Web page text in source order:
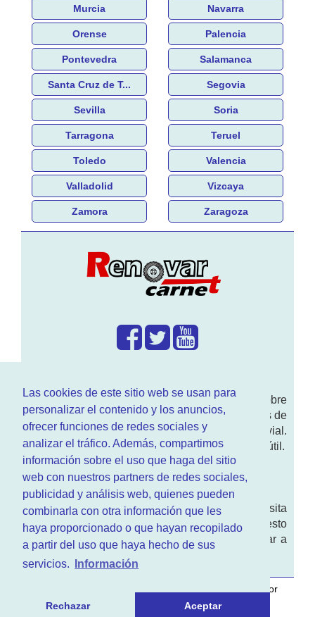
Las cookies de este sitio web se usan para
personalizar el contenido y los anuncios,
ofrecer funciones de redes sociales y
analizar el tráfico. Además, compartimos
información sobre el uso que haga del sitio
web con nuestros partners de redes sociales,
publicidad y análisis web, quienes pueden
combinarla con otra información que les
haya proporcionado o que hayan recopilado
a partir del uso que haya hecho de sus
servicios.
Información
Rechazar Aceptar
Murcia Navarra
Orense Palencia
Pontevedra Salamanca
Santa Cruz de T... Segovia
Sevilla Soria
Tarragona Teruel
Toledo Valencia
Valladolid Vizcaya
Zamora Zaragoza
Enwww.RenovarCarnet.comTe contamos sobre
larenovación del permisode conducir, noticias de
actualidad motor y sobre todo seguridad vial.
Ademas tenemos todo tipo de información DGT útil.
¿Quienes somos?
Quieres saber quien mantiene la pagina, visita
nuestrasección de contacto. Aquí tienes nuesto
aviso legal
. Basicamente no queremos engañar a
nadie.
por
.